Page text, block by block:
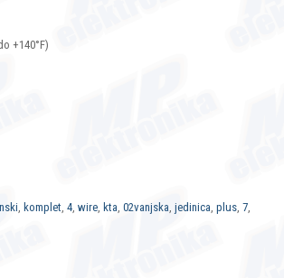
+140°F)
, komplet, 4, wire, kta, 02vanjska, jedinica, plus, 7,